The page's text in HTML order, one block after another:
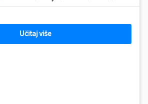
Učitaj više